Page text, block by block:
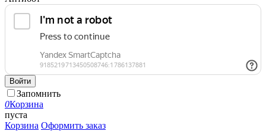
Войти
Запомнить
0Корзина
пуста
Корзина Оформить заказ